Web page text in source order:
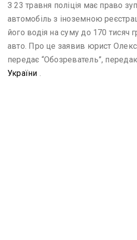
З 23 травня поліція має право
автомобіль з іноземною
його водія на суму до 170 тисяч
авто. Про це заявив юрист
передає “Обозреватель”,
України .